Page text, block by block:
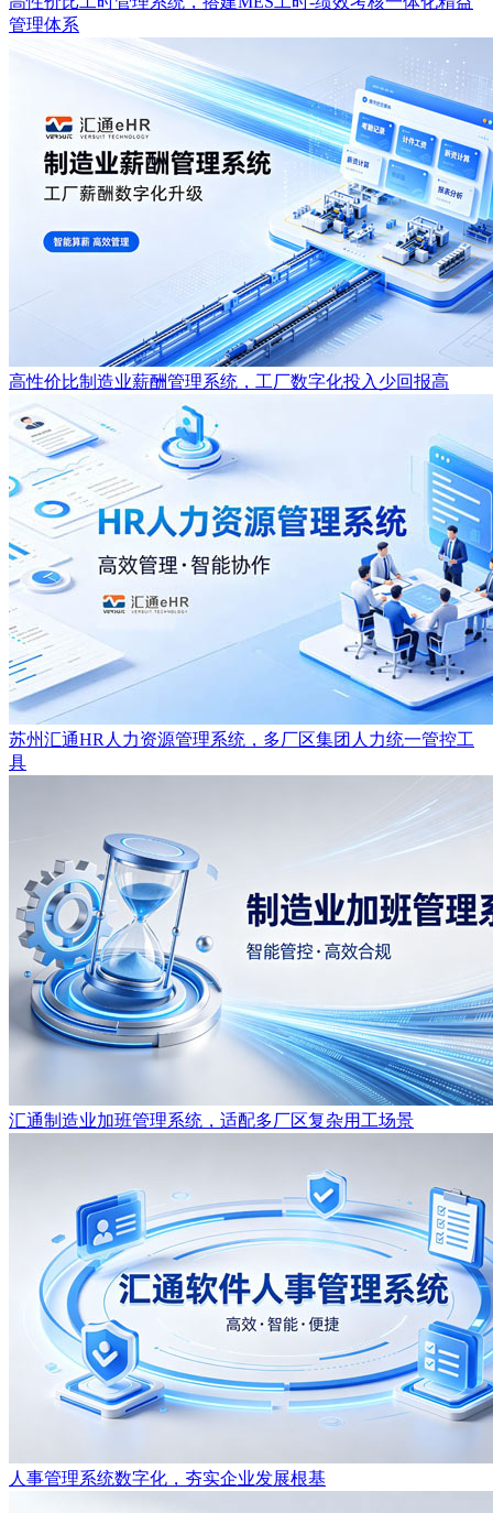
管理体系
高性价比制造业薪酬管理系统，工厂数字化投入少回报高
苏州汇通HR人力资源管理系统，多厂区集团人力统一管控工
具
汇通制造业加班管理系统，适配多厂区复杂用工场景
人事管理系统数字化，夯实企业发展根基